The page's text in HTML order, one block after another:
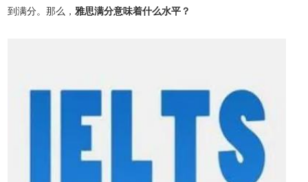
到满分。那么，雅思满分意味着什么水平？